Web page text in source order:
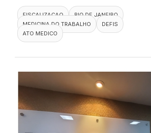
FISCALIZACAO
RIO DE JANEIRO
MEDICINA DO TRABALHO
DEFIS
ATO MEDICO